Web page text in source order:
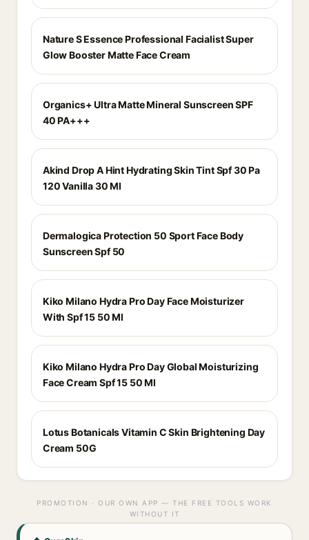
Nature S Essence Professional Facialist Super
Glow Booster Matte Face Cream
Organics+ Ultra Matte Mineral Sunscreen SPF
40 PA+++
Akind Drop A Hint Hydrating Skin Tint Spf 30 Pa
120 Vanilla 30 Ml
Dermalogica Protection 50 Sport Face Body
Sunscreen Spf 50
Kiko Milano Hydra Pro Day Face Moisturizer
With Spf 15 50 Ml
Kiko Milano Hydra Pro Day Global Moisturizing
Face Cream Spf 15 50 Ml
Lotus Botanicals Vitamin C Skin Brightening Day
Cream 50G
PROMOTION · OUR OWN APP — THE FREE TOOLS WORK
WITHOUT IT